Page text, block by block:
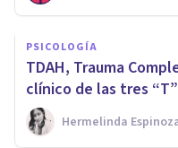
PSICOLOGÍA
TDAH, Trauma
clínico de las tres “T”
Hermelinda